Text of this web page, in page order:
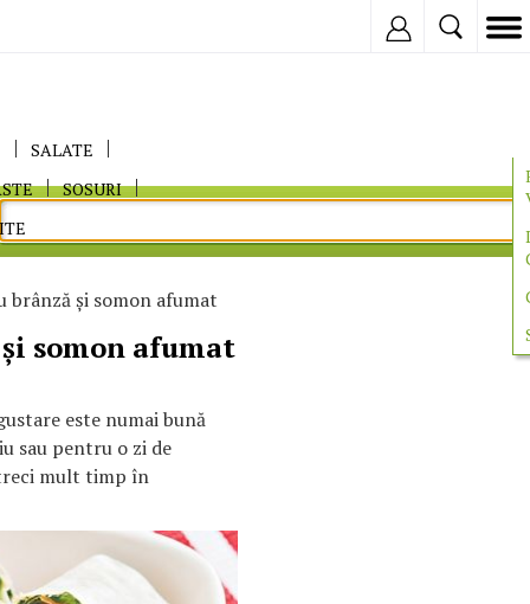
SALATE
SOSURI
brânză şi somon afumat
somon afumat
este numai bună
sau pentru o zi de
mult timp în